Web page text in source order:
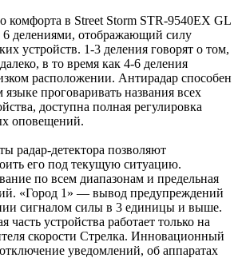
комфорта в Street Storm STR-9540EX GL
6 делениями, отображающий силу
устройств. 1-3 деления говорят о том,
в то время как 4-6 деления
расположении. Антирадар способен
проговаривать названия всех
доступна полная регулировка
оповещений.
радар-детектора позволяют
его под текущую ситуацию.
по всем диапазонам и предельная
«Город 1» — вывод предупреждений
сигналом силы в 3 единицы и выше.
часть устройства работает только на
скорости Стрелка. Инновационный
уведомлений, об аппаратах